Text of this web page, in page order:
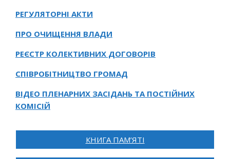
РЕГУЛЯТОРНІ АКТИ
ПРО ОЧИЩЕННЯ ВЛАДИ
РЕЄСТР КОЛЕКТИВНИХ ДОГОВОРІВ
СПІВРОБІТНИЦТВО ГРОМАД
ВІДЕО ПЛЕНАРНИХ ЗАСІДАНЬ ТА ПОСТІЙНИХ
КОМІСІЙ
КНИГА ПАМ’ЯТІ